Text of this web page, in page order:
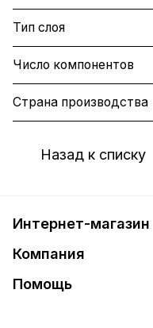
Тип слоя
Число компонентов
Страна производства
Назад к списку
Интернет-магазин
Компания
Помощь